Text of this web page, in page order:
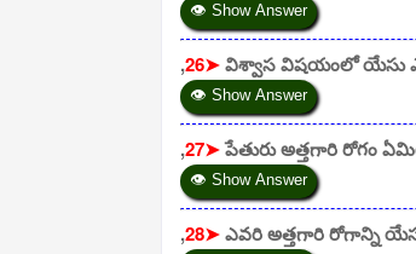
👁 Show Answer
,26➤విశ్వాస విషయంలో యేసు
👁 Show Answer
,27➤పేతురు అత్తగారి రోగం
👁 Show Answer
,28➤ఎవరి అత్తగారి రోగాన్ని